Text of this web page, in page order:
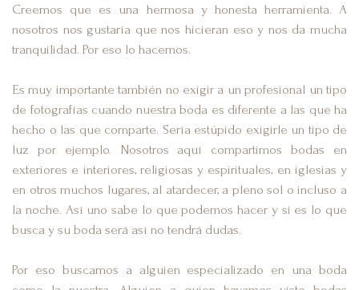
Creemos que es una hermosa y honesta herramienta. A
nosotros nos gustaría que nos hicieran eso y nos da mucha
tranquilidad. Por eso lo hacemos.
Es muy importante también no exigir a un profesional un tipo
de fotografías cuando nuestra boda es diferente a las que ha
hecho o las que comparte. Sería estúpido exigirle un tipo de
luz por ejemplo. Nosotros aquí compartimos bodas en
exteriores e interiores, religiosas y espirituales, en iglesias y
en otros muchos lugares, al atardecer, a pleno sol o incluso a
la noche. Así uno sabe lo que podemos hacer y si es lo que
busca y su boda será así no tendrá dudas.
Por eso buscamos a alguien especializado en una boda